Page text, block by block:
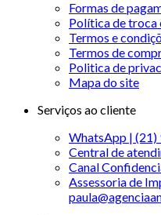
Formas de
Política de troca
Termos e
Termos de
Politica de
Mapa do site
Serviços ao cliente
WhatsApp | (21)
Central de
Canal
Assessoria de